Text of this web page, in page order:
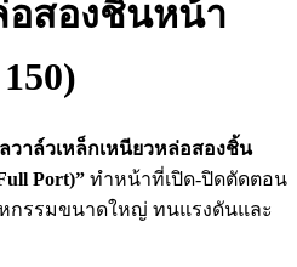
อสองชิ้นหน้า
วาล์วเหล็กเหนียวหล่อสองชิ้น
Port)” ทำหน้าที่เปิด-ปิดตัดตอน
กรรมขนาดใหญ่ ทนแรงดันและ